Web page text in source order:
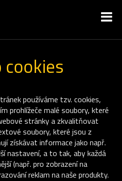
používáme tzv. cookies,
prohlížeče malé soubory, které
stránky a zkvalitňovat
soubory, které jsou z
získávat informace jako např.
nastavení, a to tak, aby každá
(např. pro zobrazení na
reklam na naše produkty.